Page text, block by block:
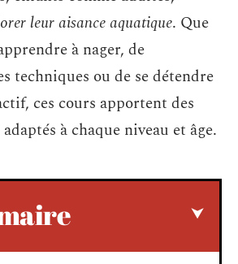
leur aisance aquatique. Que
à nager, de
techniques ou de se détendre
ces cours apportent des
adaptés à chaque niveau et âge.